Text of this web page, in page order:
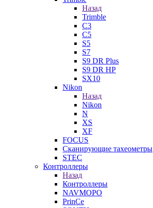
Назад
Trimble
C3
C5
S5
S7
S9 DR Plus
S9 DR HP
SX10
Nikon
Назад
Nikon
N
XS
XF
FOCUS
Сканирующие тахеометры
STEC
Контроллеры
Назад
Контроллеры
NAVMOPO
PrinCe